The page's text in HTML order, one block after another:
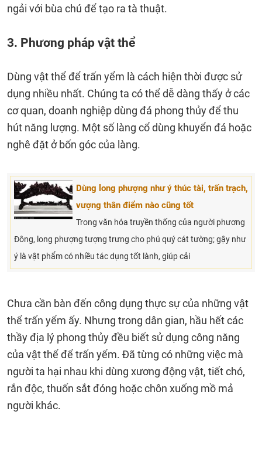
ngải với bùa chú để tạo ra tà thuật.
3. Phương pháp vật thể
Dùng vật thể để trấn yểm là cách hiện thời được sử
dụng nhiều nhất. Chúng ta có thể dễ dàng thấy ở các
cơ quan, doanh nghiệp dùng đá phong thủy để thu
hút năng lượng. Một số làng cổ dùng khuyển đá hoặc
nghê đặt ở bốn góc của làng.
Dùng long phượng như ý thúc tài, trấn trạch,
vượng thân điểm nào cũng tốt
Trong văn hóa truyền thống của người phương
Đông, long phượng tượng trưng cho phú quý cát tường; gậy như
ý là vật phẩm có nhiều tác dụng tốt lành, giúp cải
Chưa cần bàn đến công dụng thực sự của những vật
thể trấn yểm ấy. Nhưng trong dân gian, hầu hết các
thầy địa lý phong thủy đều biết sử dụng công năng
của vật thể để trấn yểm. Đã từng có những việc mà
người ta hại nhau khi dùng xương động vật, tiết chó,
rắn độc, thuốn sắt đóng hoặc chôn xuống mồ mả
người khác.